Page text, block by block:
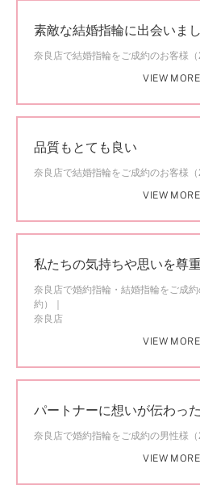
素敵な結婚指輪に出会いま
奈良店で結婚指輪をご成約のお客様（
VIEW MORE
品質もとても良い
奈良店で結婚指輪をご成約のお客様（
VIEW MORE
私たちの気持ちや思いを尊
奈良店で婚約指輪・結婚指輪をご成
約）
奈良店
VIEW MORE
パートナーに想いが伝わった
奈良店で婚約指輪をご成約の男性様（
VIEW MORE